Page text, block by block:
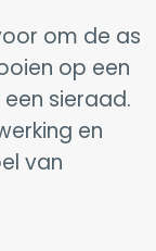
om de as
op een
sieraad.
en
van